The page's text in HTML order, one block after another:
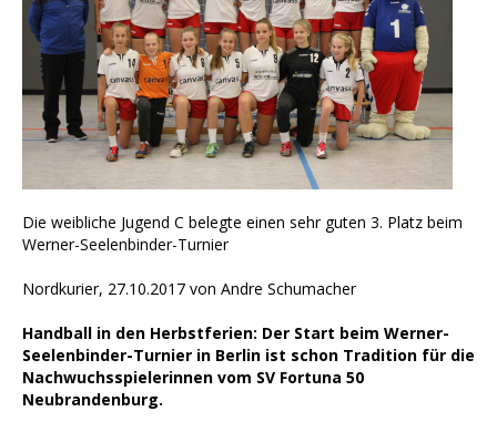
Die weibliche Jugend C belegte einen sehr guten 3. Platz beim
Werner-Seelenbinder-Turnier
Nordkurier, 27.10.2017 von Andre Schumacher
Handball in den Herbstferien: Der Start beim Werner-
Seelenbinder-Turnier in Berlin ist schon Tradition für die
Nachwuchsspielerinnen vom SV Fortuna 50
Neubrandenburg.